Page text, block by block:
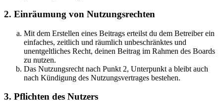
2. Einräumung von Nutzungsrechten
Mit dem Erstellen eines Beitrags erteilst du dem Betreiber ein
einfaches, zeitlich und räumlich unbeschränktes und
unentgeltliches Recht, deinen Beitrag im Rahmen des Boards
zu nutzen.
Das Nutzungsrecht nach Punkt 2, Unterpunkt a bleibt auch
nach Kündigung des Nutzungsvertrages bestehen.
3. Pflichten des Nutzers